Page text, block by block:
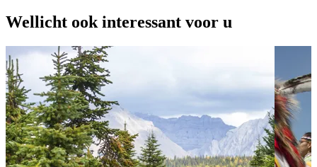
Wellicht ook interessant voor u